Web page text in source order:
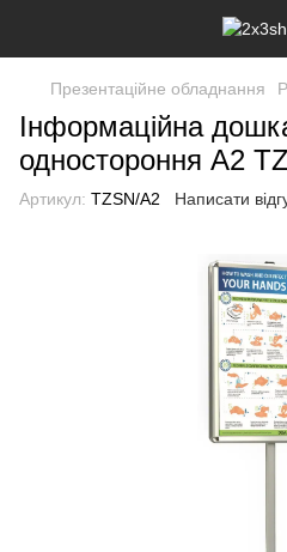
Презентаційне обладнання
Інформаційна
одностороння А2
Артикул: TZSN/A2 Написати